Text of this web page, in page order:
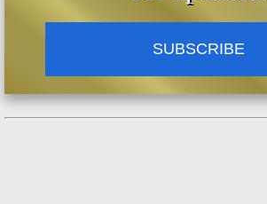
SUBSCRIBE